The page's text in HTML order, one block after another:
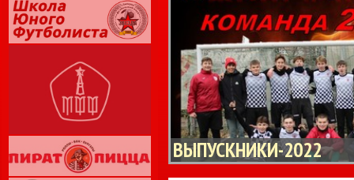
ВЫПУСКНИКИ-2022